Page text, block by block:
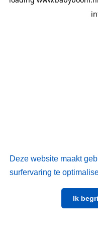
Deze website maakt
surfervaring te
Ik